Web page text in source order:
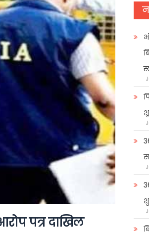
पत्र दाखिल